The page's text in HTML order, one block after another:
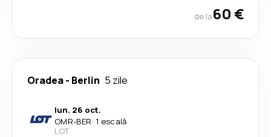
de la60 €
Oradea- Berlin 5 zile
lun. 26 oct.
OMR-BER· 1 escală
LOT